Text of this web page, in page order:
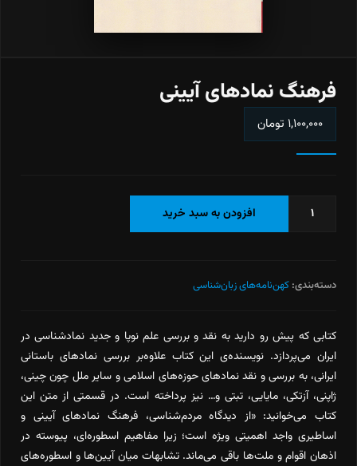
فرهنگ نمادهای آیینی
۱,۱۰۰,۰۰۰ تومان
فرهنگ
افزودن به سبد خرید
دسته‌بندی: کهن‌نامه‌های زبان‌شناسی
کتابی که پیش رو دارید به ‌نقد و بررسی علم نوپا و جدید نمادشناسی در
ایران می‌پردازد. نویسنده‌ی این کتاب علاوه‌بر بررسی نمادهای باستانی
ایرانی، به بررسی و نقد نمادهای حوزه‌های اسلامی و سایر ملل چون چینی،
ژاپنی، آزتکی، مایایی، تبتی و… نیز پرداخته است. در قسمتی از متن این
کتاب می‌خوانید: «از دیدگاه مردم‌شناسی، فرهنگ نمادهای آیینی و
اساطیری واجد اهمیتی ویژه است؛ زیرا مفاهیم اسطوره‌ای، پیوسته در
اذهان اقوام و ملت‌ها باقی می‌ماند. تشابهات میان آیین‌ها و اسطوره‌های